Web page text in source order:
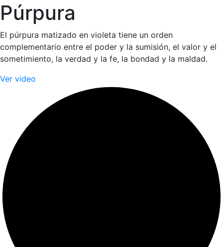
Púrpura
El púrpura matizado en violeta tiene un orden
complementario entre el poder y la sumisión, el valor y el
sometimiento, la verdad y la fe, la bondad y la maldad.
Ver video